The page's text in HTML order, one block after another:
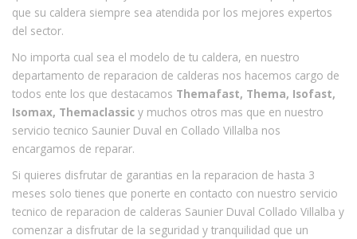
que su caldera siempre sea atendida por los mejores expertos
del sector.
No importa cual sea el modelo de tu caldera, en nuestro
departamento de reparacion de calderas nos hacemos cargo de
todos ente los que destacamos Themafast, Thema, Isofast,
Isomax, Themaclassic y muchos otros mas que en nuestro
servicio tecnico Saunier Duval en Collado Villalba nos
encargamos de reparar.
Si quieres disfrutar de garantias en la reparacion de hasta 3
meses solo tienes que ponerte en contacto con nuestro servicio
tecnico de reparacion de calderas Saunier Duval Collado Villalba y
comenzar a disfrutar de la seguridad y tranquilidad que un